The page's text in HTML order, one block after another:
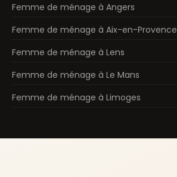
Femme de ménage à Angers
Femme de ménage à Aix-en-Provence
Femme de ménage à Lens
Femme de ménage à Le Mans
Femme de ménage à Limoges